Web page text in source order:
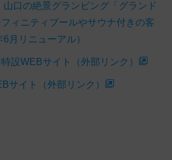
山口の絶景グランピング「グランド
ィニティプールやサウナ付きの客
月リニューアル）
設WEBサイト（外部リンク）
サイト（外部リンク）